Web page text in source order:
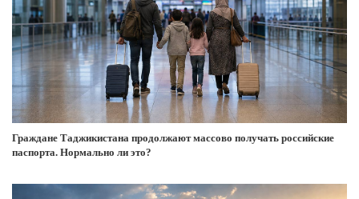
Граждане Таджикистана продолжают массово получать российские
паспорта. Нормально ли это?